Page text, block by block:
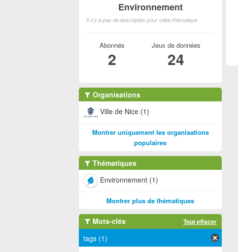
Environnement
Il n'y a pas de description pour cette thématique
Abonnés
2
Jeux de données
24
Organisations
Ville de Nice (1)
Montrer uniquement les organisations
populaires
Thématiques
Environnement (1)
Montrer plus de thématiques
Mots-clés Tout effacer
tags (1)